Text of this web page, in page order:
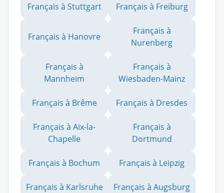
Français à Stuttgart Français à Freiburg
Français à Hanovre
Français à
Nurenberg
Français à
Mannheim
Français à
Wiesbaden-Mainz
Français à Brême Français à Dresdes
Français à Aix-la-
Chapelle
Français à
Dortmund
Français à Bochum Français à Leipzig
Français à Karlsruhe Français à Augsburg